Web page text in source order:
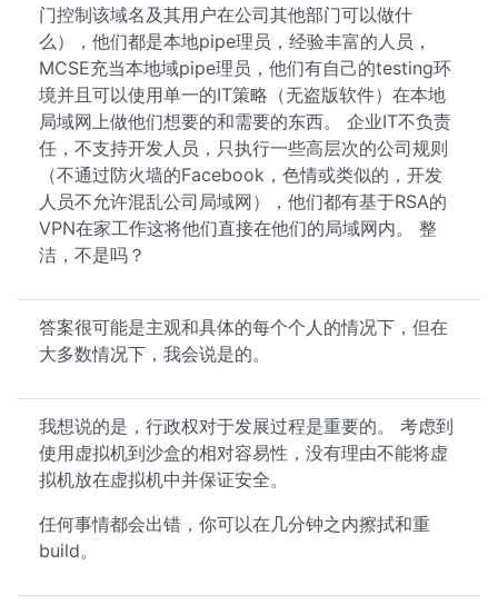
门控制该域名及其用户在公司其他部门可以做什
么），他们都是本地pipe理员，经验丰富的人员，
MCSE充当本地域pipe理员，他们有自己的testing环
境并且可以使用单一的IT策略（无盗版软件）在本地
局域网上做他们想要的和需要的东西。 企业IT不负责
任，不支持开发人员，只执行一些高层次的公司规则
（不通过防火墙的Facebook，色情或类似的，开发
人员不允许混乱公司局域网），他们都有基于RSA的
VPN在家工作这将他们直接在他们的局域网内。 整
洁，不是吗？
答案很可能是主观和具体的每个个人的情况下，但在
大多数情况下，我会说是的。
我想说的是，行政权对于发展过程是重要的。 考虑到
使用虚拟机到沙盒的相对容易性，没有理由不能将虚
拟机放在虚拟机中并保证安全。
任何事情都会出错，你可以在几分钟之内擦拭和重
build。